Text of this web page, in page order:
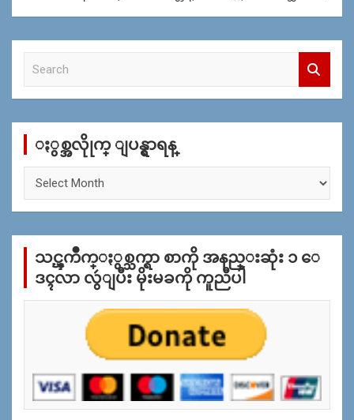
c
ႏွစ္အလိုုက္ ျပန္ရွာရန္
က္
န္
သင္ၾကိဳက္ႏွစ္သက္ရာ စာကို အနည္းဆုံး ၁ ေ
ဒၚလာ လွဴျပီး မိုးမခကို ကူညီပါ